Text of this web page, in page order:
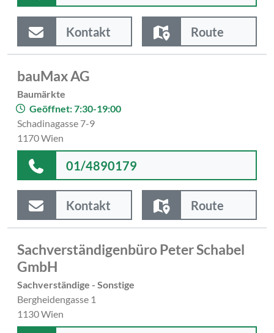
Kontakt Route
bauMax AG
Baumärkte
Geöffnet: 7:30-19:00
Schadinagasse 7-9
1170 Wien
01/4890179
Kontakt Route
Sachverständigenbüro Peter Schabel
GmbH
Sachverständige - Sonstige
Bergheidengasse 1
1130 Wien